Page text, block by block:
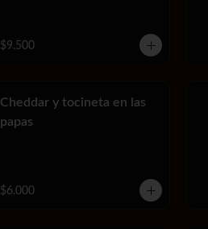
$9.500
Cheddar y tocineta en las
papas
$6.000